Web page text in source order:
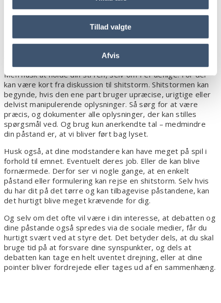
Tillad valgte
Afvis
Risiko For Shitstorm I Kølvandet På
Debatindlægget
Formålet med debatindlæg er ofte at påvirke andre til at
gøre eller tænke anderledes. Og så længe debatten kører,
Men husk at holde din sti ren, selv om I er uenige. For der
kan være kort fra diskussion til shitstorm. Shitstormen kan
begynde, hvis den ene part bruger upræcise, urigtige eller
delvist manipulerende oplysninger. Så sørg for at være
præcis, og dokumenter alle oplysninger, der kan stilles
spørgsmål ved. Og brug kun anerkendte tal – medmindre
din påstand er, at vi bliver ført bag lyset.
Husk også, at dine modstandere kan have meget på spil i
forhold til emnet. Eventuelt deres job. Eller de kan blive
fornærmede. Derfor ser vi nogle gange, at en enkelt
påstand eller formulering kan rejse en shitstorm. Selv hvis
du har dit på det tørre og kan tilbagevise påstandene, kan
det hurtigt blive meget krævende for dig.
Og selv om det ofte vil være i din interesse, at debatten og
dine påstande også spredes via de sociale medier, får du
hurtigt svært ved at styre det. Det betyder dels, at du skal
bruge tid på at forsvare dine synspunkter, og dels at
debatten kan tage en helt uventet drejning, eller at dine
pointer bliver fordrejede eller tages ud af en sammenhæng.